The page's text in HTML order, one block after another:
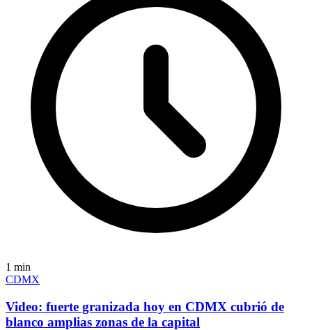
1 min
CDMX
Video: fuerte granizada hoy en CDMX cubrió de
blanco amplias zonas de la capital